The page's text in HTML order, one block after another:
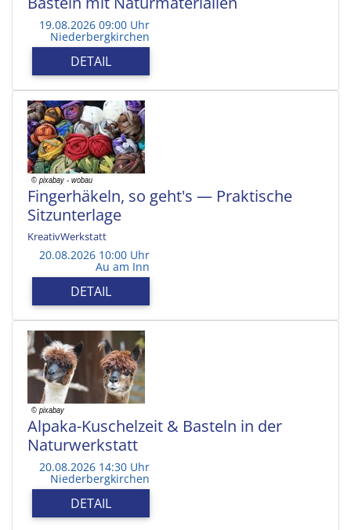
19.08.2026 09:00 Uhr
Niederbergkirchen
DETAIL
Fingerhäkeln, so geht's — Praktische
Sitzunterlage
KreativWerkstatt
20.08.2026 10:00 Uhr
Au am Inn
DETAIL
Alpaka-Kuschelzeit & Basteln in der
Naturwerkstatt
20.08.2026 14:30 Uhr
Niederbergkirchen
DETAIL